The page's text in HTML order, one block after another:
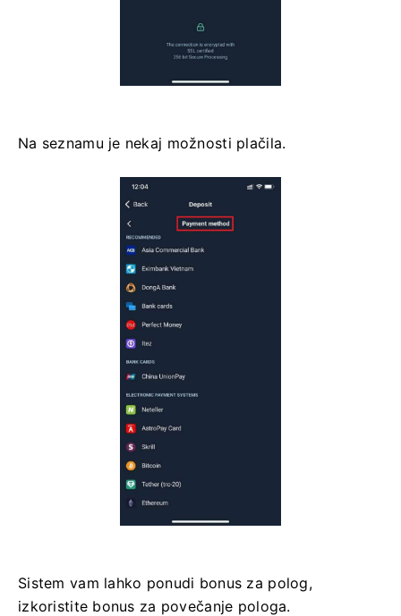
Na seznamu je nekaj možnosti plačila.
Sistem vam lahko ponudi bonus za polog,
izkoristite bonus za povečanje pologa.